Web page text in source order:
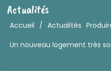
Actualités
Accueil / Actualités
Un nouveau logement très